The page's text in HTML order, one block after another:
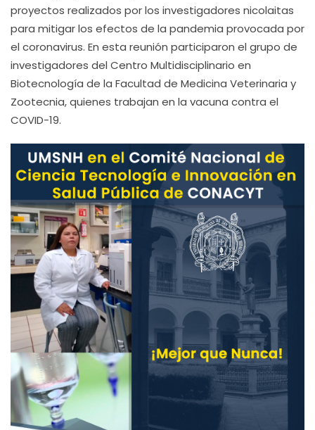
proyectos realizados por los investigadores nicolaitas
para mitigar los efectos de la pandemia provocada por
el coronavirus. En esta reunión participaron el grupo de
investigadores del Centro Multidisciplinario en
Biotecnología de la Facultad de Medicina Veterinaria y
Zootecnia, quienes trabajan en la vacuna contra el
COVID-19.